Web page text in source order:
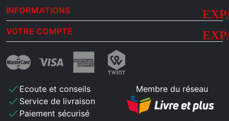
INFORMATIONS
VOTRE COMPTE
check Ecoute et conseils
check Service de livraison
check Paiement sécurisé
Membre du réseau